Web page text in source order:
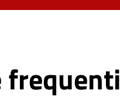
frequenti